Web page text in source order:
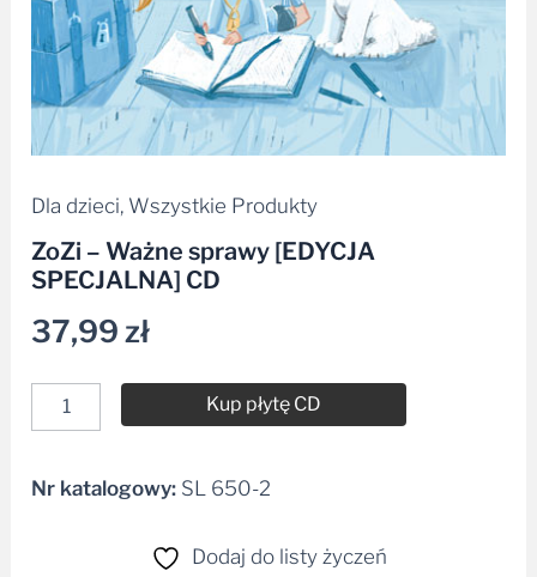
Dla dzieci, Wszystkie Produkty
ZoZi – Ważne sprawy [EDYCJA
SPECJALNA] CD
37,99zł
Kup płytę CD
Alternative:
Nr katalogowy: SL 650-2
Dodaj do listy życzeń